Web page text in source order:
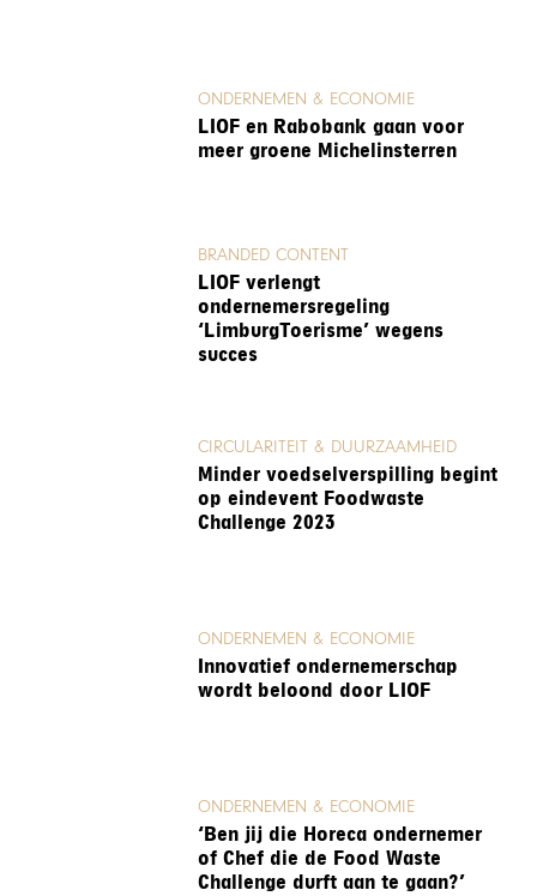
ONDERNEMEN & ECONOMIE
LIOF en Rabobank gaan voor
meer groene Michelinsterren
BRANDED CONTENT
LIOF verlengt
ondernemersregeling
‘LimburgToerisme’ wegens
succes
CIRCULARITEIT & DUURZAAMHEID
Minder voedselverspilling begint
op eindevent Foodwaste
Challenge 2023
ONDERNEMEN & ECONOMIE
Innovatief ondernemerschap
wordt beloond door LIOF
ONDERNEMEN & ECONOMIE
‘Ben jij die Horeca ondernemer
of Chef die de Food Waste
Challenge durft aan te gaan?’